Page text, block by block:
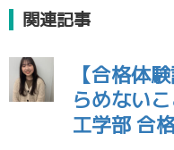
関連記事
【合格体
らめない
工学部 合格